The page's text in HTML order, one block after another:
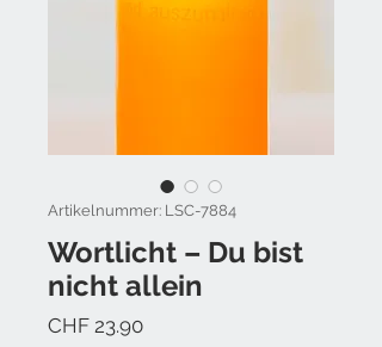
Artikelnummer: LSC-7884
Wortlicht – Du bist
nicht allein
CHF 23.90Preis